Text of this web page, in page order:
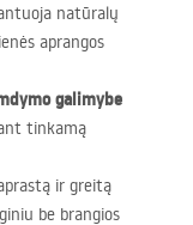
natūralų
aprangos
galimybe
tinkamą
ir greitą
be brangios